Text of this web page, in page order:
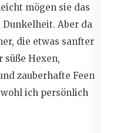
mögen sie das
Aber da
die etwas sanfter
Hexen,
zauberhafte Feen
ich persönlich